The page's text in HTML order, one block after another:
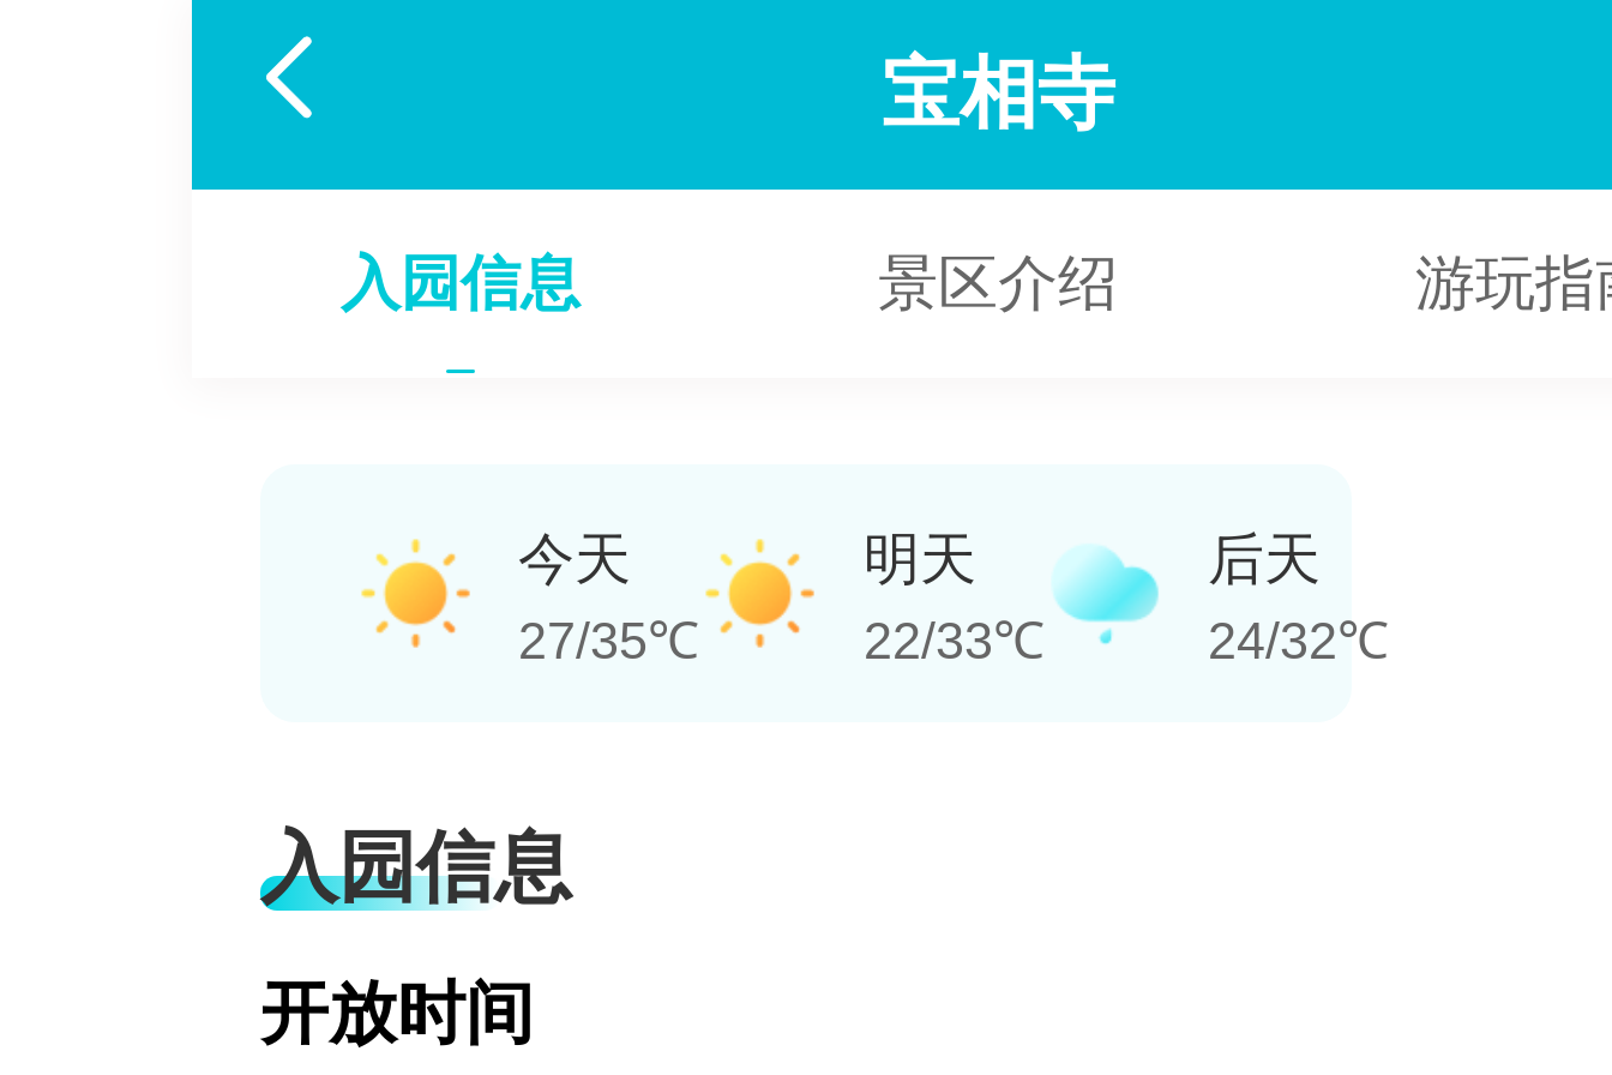
 宝相寺
入园信息 景区介绍 游玩指
今天
27/35℃
明天
22/33℃
后天
24/32℃
入园信息
开放时间